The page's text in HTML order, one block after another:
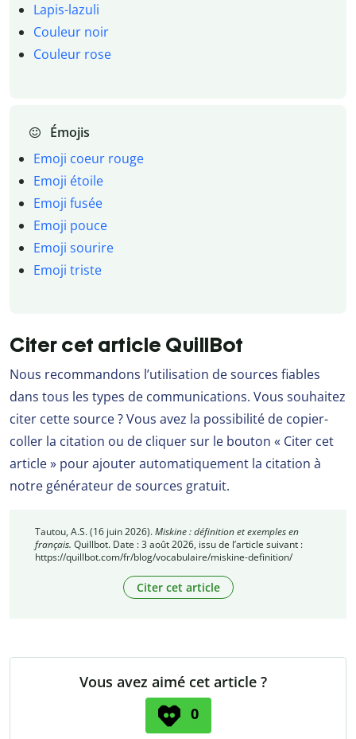
Lapis-lazuli
Couleur noir
Couleur rose
Émojis
Emoji coeur rouge
Emoji étoile
Emoji fusée
Emoji pouce
Emoji sourire
Emoji triste
Citer cet article QuillBot
Nous recommandons l’utilisation de sources fiables
dans tous les types de communications. Vous souhaitez
citer cette source ? Vous avez la possibilité de copier-
coller la citation ou de cliquer sur le bouton « Citer cet
article » pour ajouter automatiquement la citation à
notre générateur de sources gratuit.
Tautou, A.S. (16 juin 2026).Miskine : définition et exemples en
français. Quillbot. Date : 3 août 2026, issu de l’article suivant :
https://quillbot.com/fr/blog/vocabulaire/miskine-definition/
Citer cet article
Vous avez aimé cet article ?
0